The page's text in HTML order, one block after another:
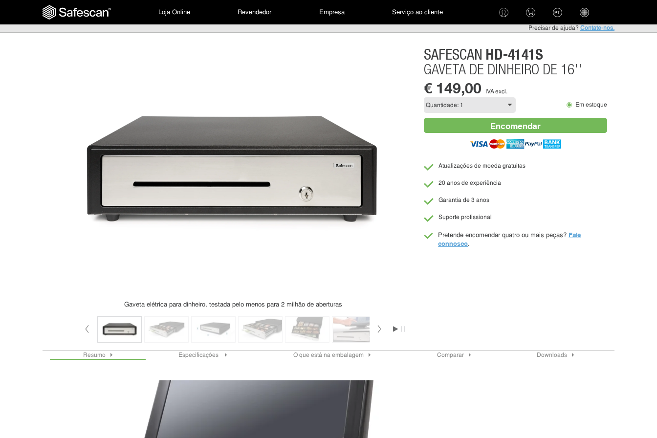
Loja Online Revendedor Empresa Serviço ao cliente PT
Precisar de ajuda? Contate-nos.
Gaveta elétrica para dinheiro, testada pelo menos para 2 milhão de aberturas
SAFESCAN HD-4141S
GAVETA DE DINHEIRO DE 16''
€ 149,00 IVA excl.
Em estoque
Encomendar
Atualizações de moeda gratuitas
20 anos de experiência
Garantia de 3 anos
Suporte profissional
Pretende encomendar quatro ou mais peças? Fale
connosco.
Resumo Especificações O que está na embalagem Comparar Downloads